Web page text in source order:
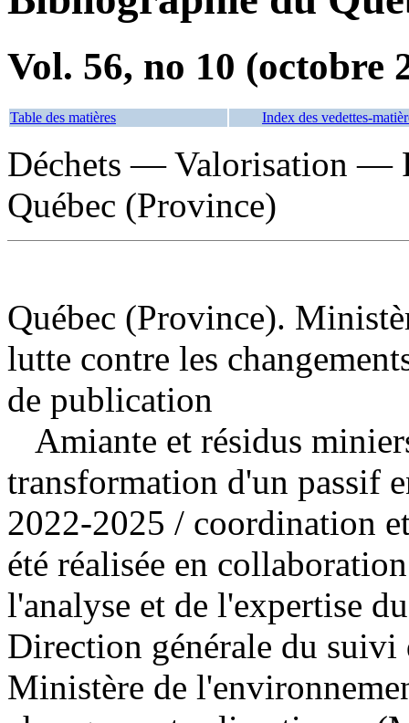
Vol. 56, no 10 (octobre
Table des matières Index des vedettes-
Déchets — Valorisation —
Québec (Province)
Québec (Province).
lutte contre les
de publication
Amiante et résidus
transformation d'un passif
2022-2025 / coordination
été réalisée en
l'analyse et de l'expertise
Direction générale du
Ministère de